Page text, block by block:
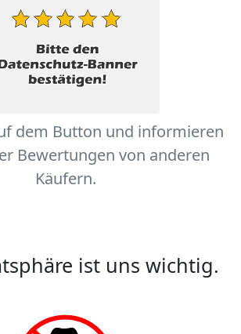
dem Button und informieren
Bewertungen von anderen
Käufern.
ist uns wichtig.